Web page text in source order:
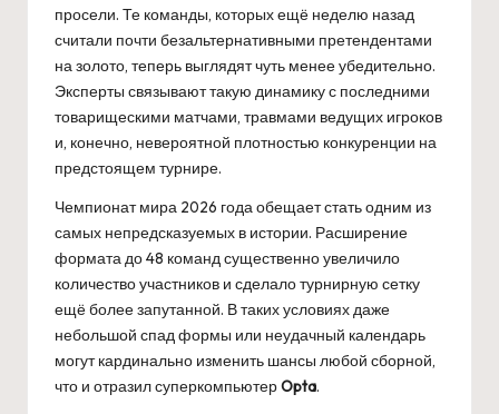
просели. Те команды, которых ещё неделю назад
считали почти безальтернативными претендентами
на золото, теперь выглядят чуть менее убедительно.
Эксперты связывают такую динамику с последними
товарищескими матчами, травмами ведущих игроков
и, конечно, невероятной плотностью конкуренции на
предстоящем турнире.
Чемпионат мира 2026 года обещает стать одним из
самых непредсказуемых в истории. Расширение
формата до 48 команд существенно увеличило
количество участников и сделало турнирную сетку
ещё более запутанной. В таких условиях даже
небольшой спад формы или неудачный календарь
могут кардинально изменить шансы любой сборной,
что и отразил суперкомпьютерOpta.